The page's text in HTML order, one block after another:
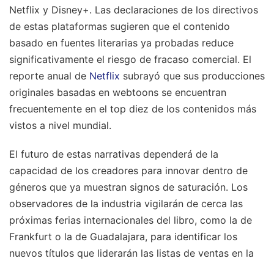
Netflix y Disney+. Las declaraciones de los directivos
de estas plataformas sugieren que el contenido
basado en fuentes literarias ya probadas reduce
significativamente el riesgo de fracaso comercial. El
reporte anual de Netflix subrayó que sus producciones
originales basadas en webtoons se encuentran
frecuentemente en el top diez de los contenidos más
vistos a nivel mundial.
El futuro de estas narrativas dependerá de la
capacidad de los creadores para innovar dentro de
géneros que ya muestran signos de saturación. Los
observadores de la industria vigilarán de cerca las
próximas ferias internacionales del libro, como la de
Frankfurt o la de Guadalajara, para identificar los
nuevos títulos que liderarán las listas de ventas en la